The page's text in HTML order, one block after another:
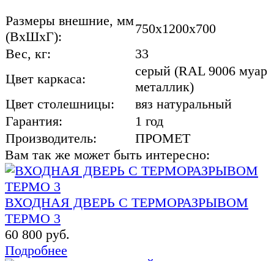
Размеры внешние, мм
(ВхШхГ):
750x1200x700
Вес, кг:
33
Цвет каркаса:
серый (RAL 9006 муар
металлик)
Цвет столешницы:
вяз натуральный
Гарантия:
1 год
Производитель:
ПРОМЕТ
Вам так же может быть интересно:
ВХОДНАЯ ДВЕРЬ С ТЕРМОРАЗРЫВОМ
ТЕРМО 3
60 800 руб.
Подробнее